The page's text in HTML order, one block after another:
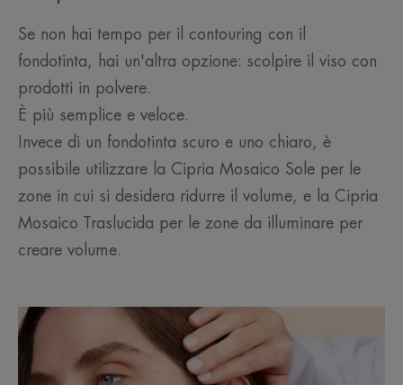
Se non hai tempo per il contouring con il
fondotinta, hai un'altra opzione: scolpire il viso con
prodotti in polvere.
È più semplice e veloce.
Invece di un fondotinta scuro e uno chiaro, è
possibile utilizzare la Cipria Mosaico Sole per le
zone in cui si desidera ridurre il volume, e la Cipria
Mosaico Traslucida per le zone da illuminare per
creare volume.